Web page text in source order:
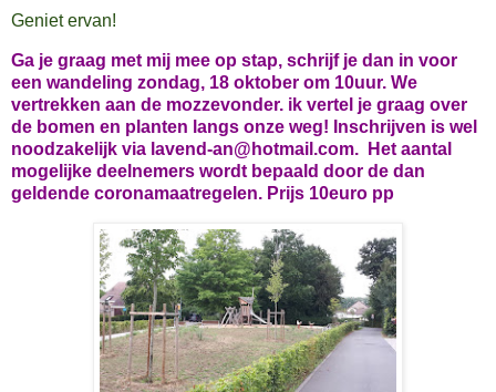
Geniet ervan!
Ga je graag met mij mee op stap, schrijf je dan in voor
een wandeling zondag, 18 oktober om 10uur. We
vertrekken aan de mozzevonder. ik vertel je graag over
de bomen en planten langs onze weg! Inschrijven is wel
noodzakelijk via lavend-an@hotmail.com. Het aantal
mogelijke deelnemers wordt bepaald door de dan
geldende coronamaatregelen. Prijs 10euro pp